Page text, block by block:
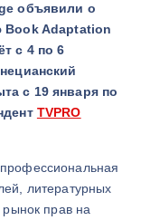
объявили о
Book Adaptation
с 4 по 6
с 19 января по
TVPRO
литературных
рынок прав на